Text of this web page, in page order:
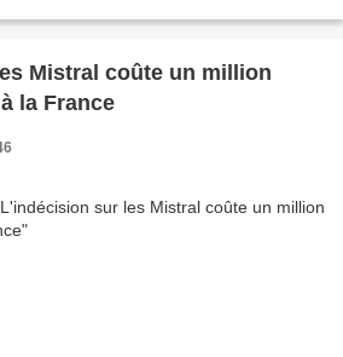
Mistral coûte un million
la France